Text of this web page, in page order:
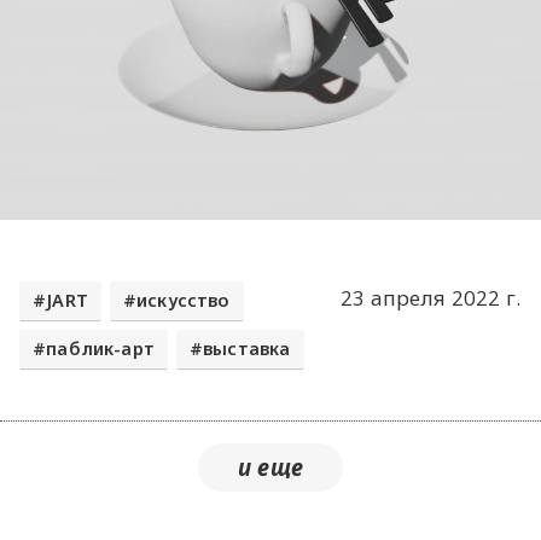
23 апреля 2022 г.
JART искусство
паблик-арт выставка